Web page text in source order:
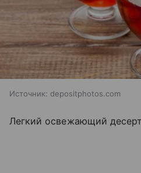
Источник: depositphotos.com
Легкий освежающий